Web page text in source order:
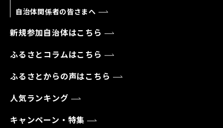
自治体関係者の皆さまへ
新規参加自治体はこちら
ふるさとコラムはこちら
ふるさとからの声はこちら
人気ランキング
キャンペーン・特集